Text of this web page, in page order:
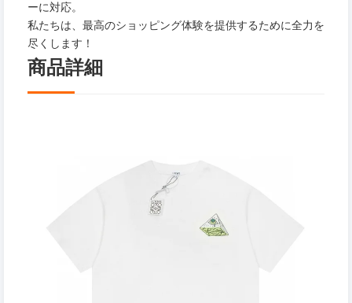
ーに対応。
私たちは、最高のショッピング体験を提供するために全力を
尽くします！
商品詳細